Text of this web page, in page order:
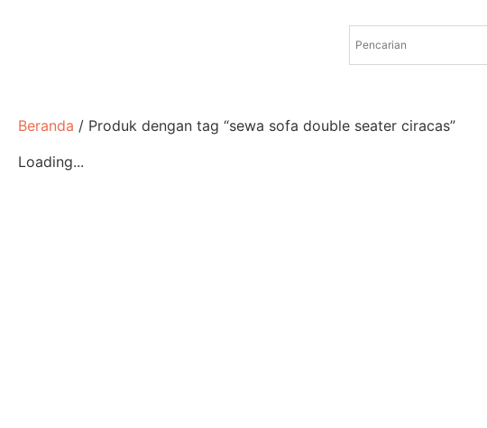
Beranda / Produk dengan tag “sewa sofa double seater ciracas”
Loading...